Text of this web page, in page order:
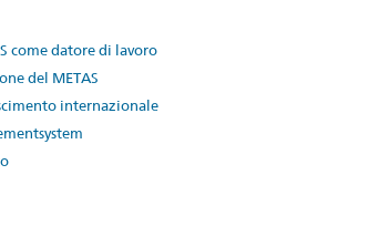
come datore di lavoro
del METAS
internazionale